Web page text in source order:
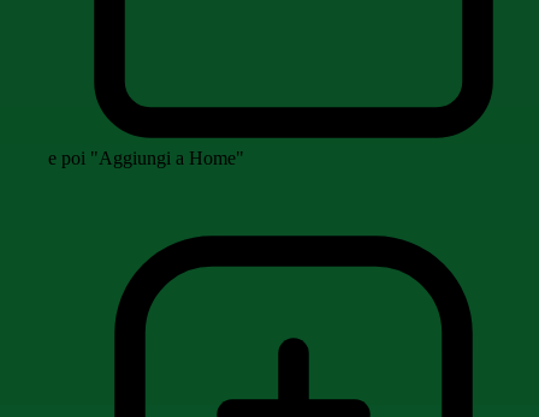
e poi "Aggiungi a Home"